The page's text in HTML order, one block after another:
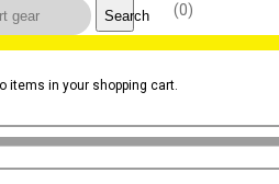
0
Search
items in your shopping cart.